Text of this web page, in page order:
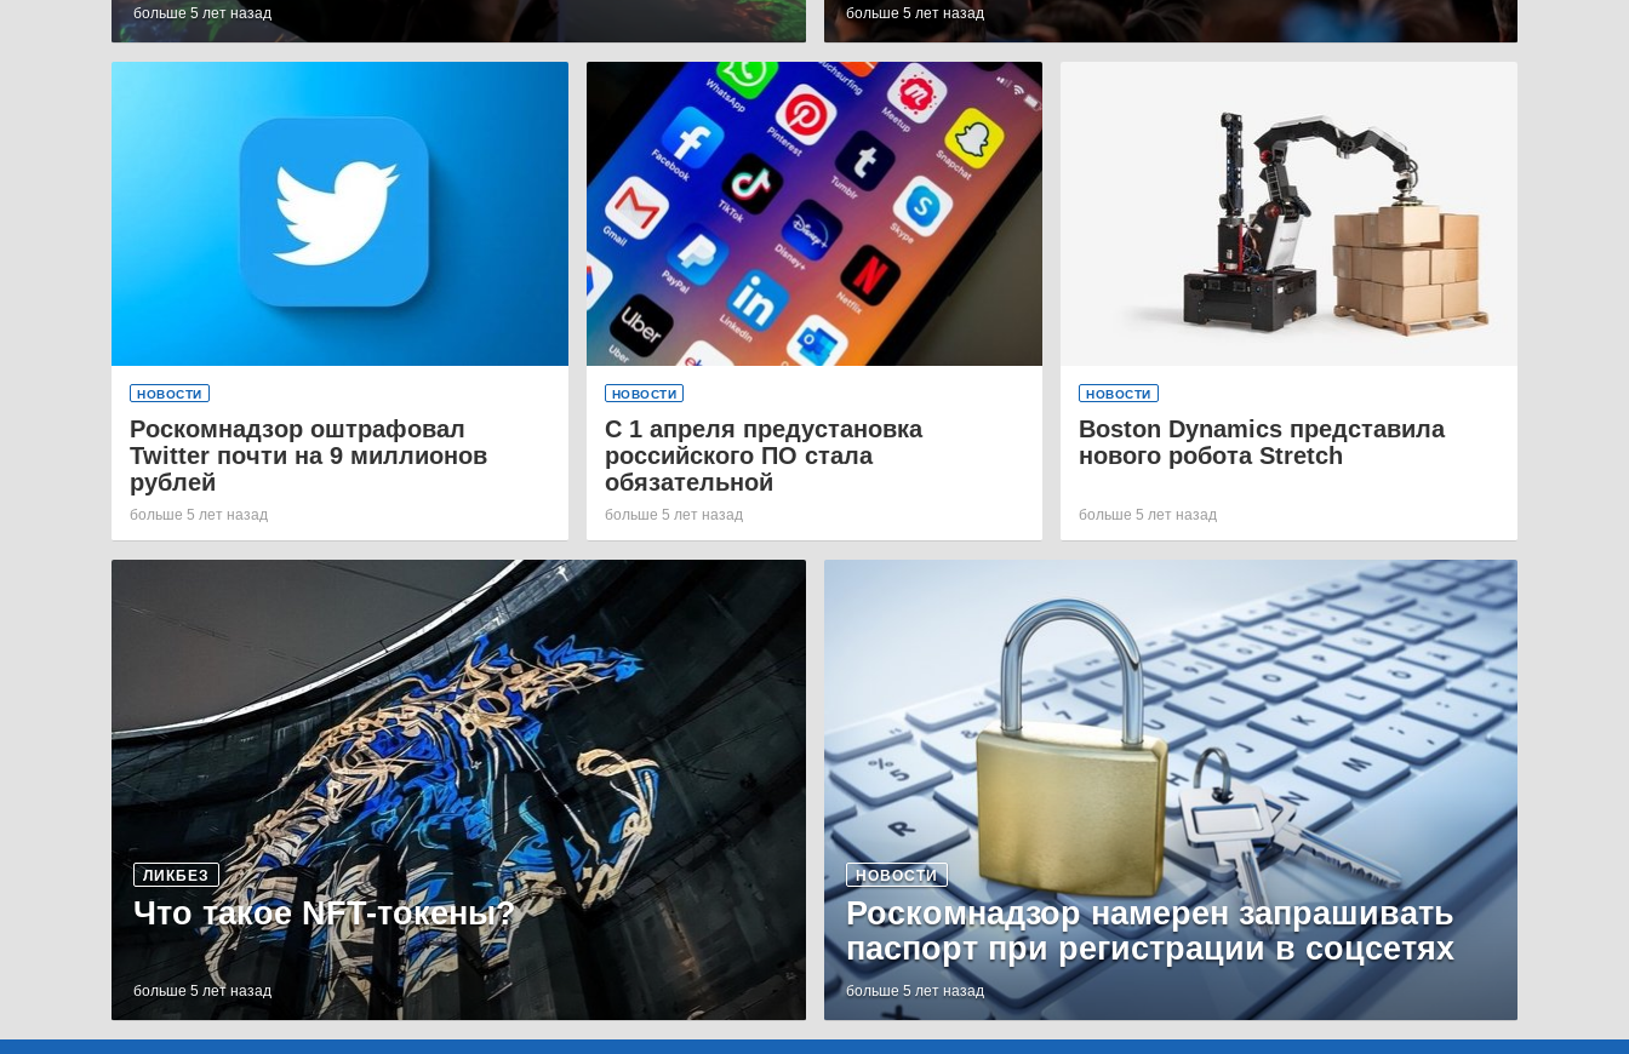
больше 5 лет назад больше 5 лет назад
НОВОСТИ
Роскомнадзор оштрафовал
Twitter почти на 9 миллионов
рублей
больше 5 лет назад
НОВОСТИ
С 1 апреля предустановка
российского ПО стала
обязательной
больше 5 лет назад
НОВОСТИ
Boston Dynamics представила
нового робота Stretch
больше 5 лет назад
ЛИКБЕЗ
Что такое NFT-токены?
больше 5 лет назад
НОВОСТИ
Роскомнадзор намерен запрашивать
паспорт при регистрации в соцсетях
больше 5 лет назад